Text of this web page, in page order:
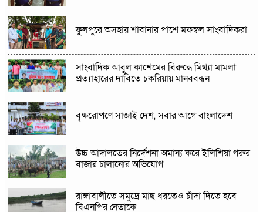
ফুলপুরে অসহায় শাবানার পাশে মফস্বল সাংবাদিকরা
সাংবাদিক আবুল কাশেমের বিরুদ্ধে মিথ্যা মামলা
প্রত্যাহারের দাবিতে চকরিয়ায় মানববন্ধন
বৃক্ষরোপণে সাজাই দেশ, সবার আগে বাংলাদেশ
উচ্চ আদালতের নির্দেশনা অমান্য করে ইলিশিয়া গরুর
বাজার চালানোর অভিযোগ
রাঙ্গাবালী‌তে সমু‌দ্রে মাছ ধরতেও চাঁদা দি‌তে হ‌বে
বিএনপির নেতাকে